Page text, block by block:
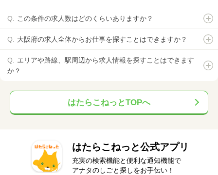
この条件の求人数はどのくらいありますか？
大阪府の求人全体からお仕事を探すことはできますか？
エリアや路線、駅周辺から求人情報を探すことはできます
か？
はたらこねっとTOPへ
はたらこねっと公式アプリ
充実の検索機能と便利な通知機能で
アナタのしごと探しをお手伝い！